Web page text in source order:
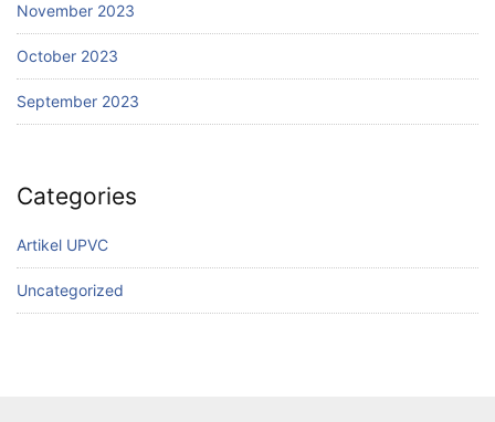
November 2023
October 2023
September 2023
Categories
Artikel UPVC
Uncategorized